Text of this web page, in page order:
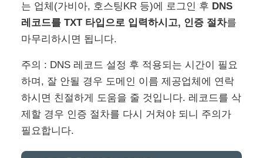
는 업체(가비아, 호스팅KR 등)에 로그인 후 DNS
레코드를 TXT 타입으로 입력하시고, 인증 절차를
마무리하시면 됩니다.
주의 : DNS 레코드 설정 후 적용되는 시간이 필요
하며, 잘 안될 경우 도메인 이름 제공업체에 연락
하시면 친절하게 도움을 줄 것입니다. 레코드를 삭
제할 경우 인증 절차를 다시 거쳐야 되니 주의가
필요합니다.